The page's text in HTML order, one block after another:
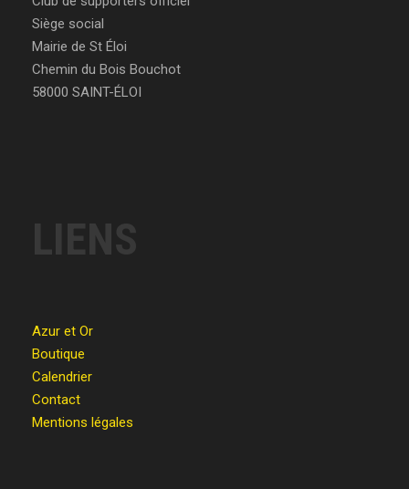
Siège social
Mairie de St Éloi
Chemin du Bois Bouchot
58000 SAINT-ÉLOI
LIENS
Azur et Or
Boutique
Calendrier
Contact
Mentions légales